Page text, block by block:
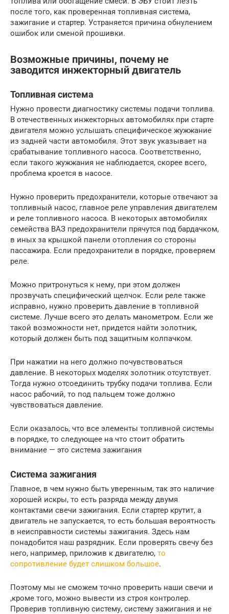
после того, как проверенная топливная система,
зажигание и стартер. Устраняется причина обнулением
ошибок или сменой прошивки.
Возможные причины, почему не
заводится инжекторный двигатель
Топливная система
Нужно провести диагностику системы подачи топлива.
В отечественных инжекторных автомобилях при старте
двигателя можно услышать специфическое жужжание
из задней части автомобиля. Этот звук указывает на
срабатывание топливного насоса. Соответственно,
если такого жужжания не наблюдается, скорее всего,
проблема кроется в насосе.
Нужно проверить предохранители, которые отвечают за
топливный насос, главное реле управления двигателем
и реле топливного насоса. В некоторых автомобилях
семейства ВАЗ предохранители прячутся под бардачком,
в иных за крышкой панели отопления со стороны
пассажира. Если предохранители в порядке, проверяем
реле.
Можно притронуться к нему, при этом должен
прозвучать специфический щелчок. Если реле также
исправно, нужно проверить давление в топливной
системе. Лучше всего это делать манометром. Если же
такой возможности нет, придется найти золотник,
который должен быть под защитным колпачком.
При нажатии на него должно почувствоваться
давление. В некоторых моделях золотник отсутствует.
Тогда нужно отсоединить трубку подачи топлива. Если
насос рабочий, то под пальцем тоже должно
чувствоваться давление.
Если оказалось, что все элементы топливной системы
в порядке, то следующее на что стоит обратить
внимание — это система зажигания
Система зажигания
Главное, в чем нужно быть уверенным, так это наличие
хорошей искры, то есть разряда между двумя
контактами свечи зажигания. Если стартер крутит, а
двигатель не запускается, то есть большая вероятность
в неисправности системы зажигания. Здесь нам
понадобится наш разрядник. Если проверять свечу без
него, например, приложив к двигателю, то
сопротивление будет слишком большое.
Поэтому мы не сможем точно проверить наши свечи и
,кроме того, можно вывести из строя контролер.
Проверив топливную систему, систему зажигания и не